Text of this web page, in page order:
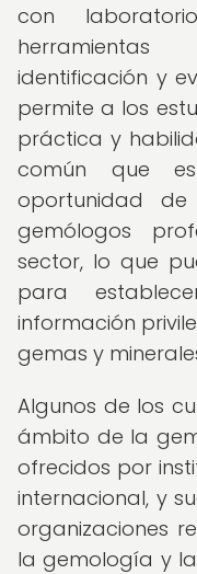
con
identificación y
permite a los
práctica y
común que
oportunidad
gemólogos
sector, lo que
para
información
gemas y
Algunos de los
ámbito de la
ofrecidos por
internacional, y
organizaciones
la gemología y la